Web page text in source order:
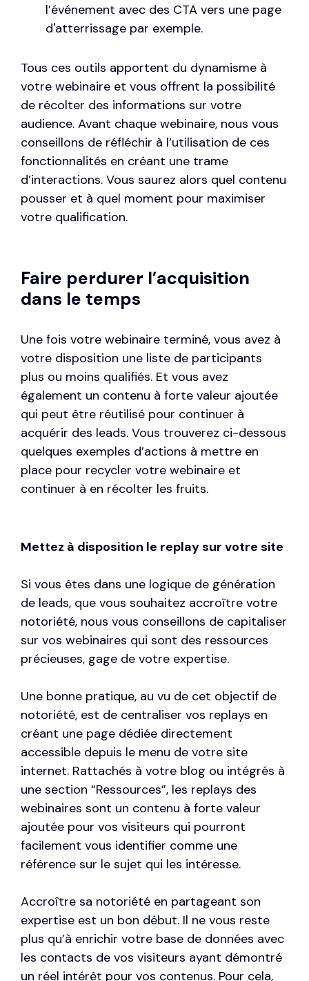
l’événement avec des CTA vers une page
d'atterrissage par exemple.
Tous ces outils apportent du dynamisme à
votre webinaire et vous offrent la possibilité
de récolter des informations sur votre
audience. Avant chaque webinaire, nous vous
conseillons de réfléchir à l’utilisation de ces
fonctionnalités en créant une trame
d’interactions. Vous saurez alors quel contenu
pousser et à quel moment pour maximiser
votre qualification.
Faire perdurer l’acquisition
dans le temps
Une fois votre webinaire terminé, vous avez à
votre disposition une liste de participants
plus ou moins qualifiés. Et vous avez
également un contenu à forte valeur ajoutée
qui peut être réutilisé pour continuer à
acquérir des leads. Vous trouverez ci-dessous
quelques exemples d’actions à mettre en
place pour recycler votre webinaire et
continuer à en récolter les fruits.
Mettez à disposition le replay sur votre site
Si vous êtes dans une logique de génération
de leads, que vous souhaitez accroître votre
notoriété, nous vous conseillons de capitaliser
sur vos webinaires qui sont des ressources
précieuses, gage de votre expertise.
Une bonne pratique, au vu de cet objectif de
notoriété, est de centraliser vos replays en
créant une page dédiée directement
accessible depuis le menu de votre site
internet. Rattachés à votre blog ou intégrés à
une section “Ressources”, les replays des
webinaires sont un contenu à forte valeur
ajoutée pour vos visiteurs qui pourront
facilement vous identifier comme une
référence sur le sujet qui les intéresse.
Accroître sa notoriété en partageant son
expertise est un bon début. Il ne vous reste
plus qu’à enrichir votre base de données avec
les contacts de vos visiteurs ayant démontré
un réel intérêt pour vos contenus. Pour cela,